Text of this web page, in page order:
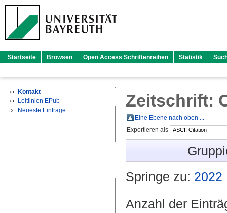
Startseite Browsen Open Access Schriftenreihen Statistik
Kontakt
Leitlinien EPub
Neueste Einträge
Zeitschrift:
Eine Ebene nach oben ...
Exportieren als
Springe zu: 2022
Anzahl der